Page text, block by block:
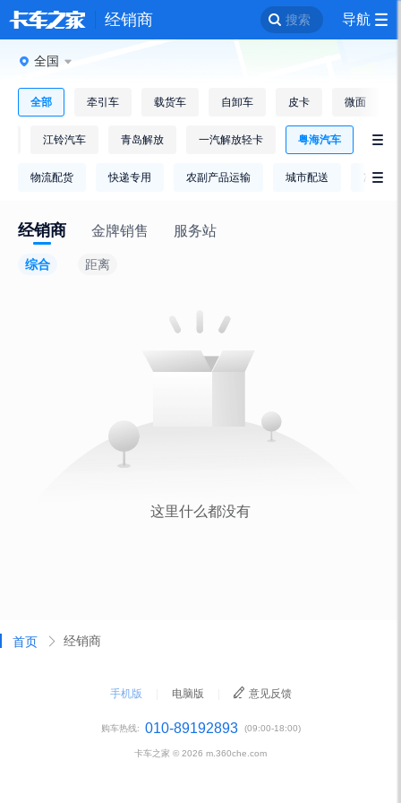
经销商 搜索 导航
全国
全部 牵引车 载货车 自卸车 皮卡 微面
江铃汽车 青岛解放 一汽解放轻卡 粤海汽车 
物流配货 快递专用 农副产品运输 城市配送 冷链运

经销商 金牌销售 服务站
综合 距离
首页 经销商
手机版 电脑版 意见反馈
购车热线: 010-89192893 (09:00-18:00)
卡车之家 © 2026 m.360che.com